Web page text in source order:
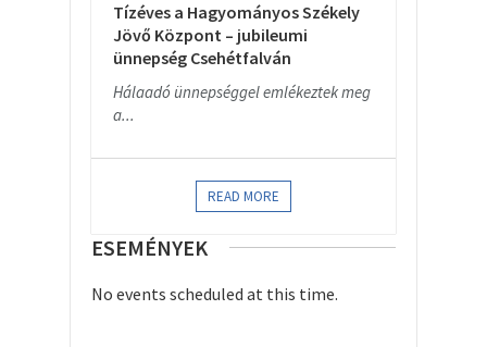
Tízéves a Hagyományos Székely
Jövő Központ – jubileumi
ünnepség Csehétfalván
Hálaadó ünnepséggel emlékeztek meg
a...
READ MORE
ESEMÉNYEK
No events scheduled at this time.